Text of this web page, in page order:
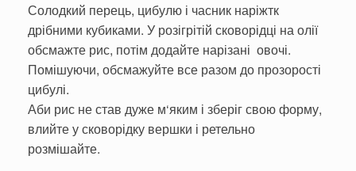
Солодкий перець, цибулю і часник наріжтк
дрібними кубиками. У розігрітій сковорідці на олії
обсмажте рис, потім додайте нарізані овочі.
Помішуючи, обсмажуйте все разом до прозорості
цибулі.
Аби рис не став дуже м‘яким і зберіг свою форму,
влийте у сковорідку вершки і ретельно
розмішайте.